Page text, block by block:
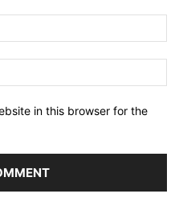
in this browser for the